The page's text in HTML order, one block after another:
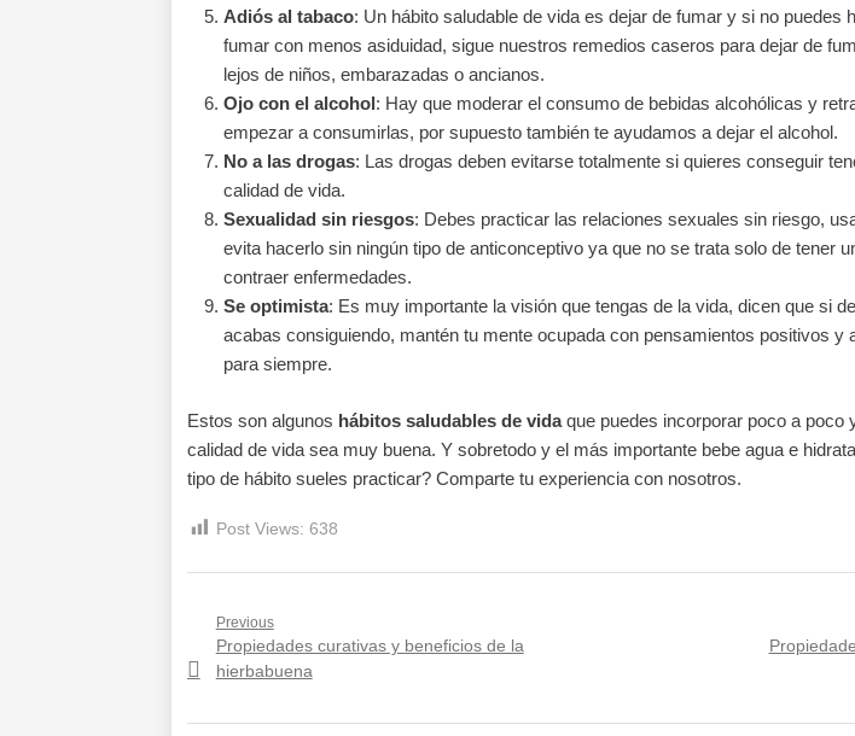
Adiós al tabaco: Un hábito saludable de vida es dejar de fumar y si no puedes
fumar con menos asiduidad, sigue nuestros remedios caseros para dejar de
lejos de niños, embarazadas o ancianos.
Ojo con el alcohol: Hay que moderar el consumo de bebidas alcohólicas y
empezar a consumirlas, por supuesto también te ayudamos a dejar el alcohol.
No a las drogas: Las drogas deben evitarse totalmente si quieres conseguir
calidad de vida.
Sexualidad sin riesgos: Debes practicar las relaciones sexuales sin riesgo,
evita hacerlo sin ningún tipo de anticonceptivo ya que no se trata solo de tener
contraer enfermedades.
Se optimista: Es muy importante la visión que tengas de la vida, dicen que si
acabas consiguiendo, mantén tu mente ocupada con pensamientos positivos y
para siempre.
Estos son algunos hábitos saludables de vidaque puedes incorporar poco a poco
calidad de vida sea muy buena. Y sobretodo y el más importante bebe agua e
tipo de hábito sueles practicar? Comparte tu experiencia con nosotros.
Post Views: 638
Navegación de entradas
Previous
Previous post:
Propiedades curativas y beneficios de la
hierbabuena
Next post: